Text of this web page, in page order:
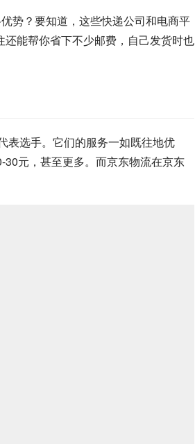
势？要知道，这些快递公司和电商平
能帮你省下不少邮费，自己发货时也
表选手。它们的服务一如既往地优
元，甚至更多。而京东物流在京东